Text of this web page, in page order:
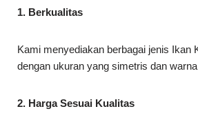
1. Berkualitas
Kami menyediakan berbagai jenis Ikan
dengan ukuran yang simetris dan
2. Harga Sesuai Kualitas